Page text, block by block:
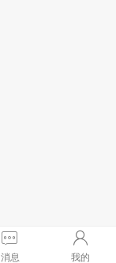
消息 我的